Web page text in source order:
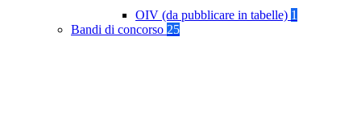
OIV (da pubblicare in tabelle) 1
Bandi di concorso 25